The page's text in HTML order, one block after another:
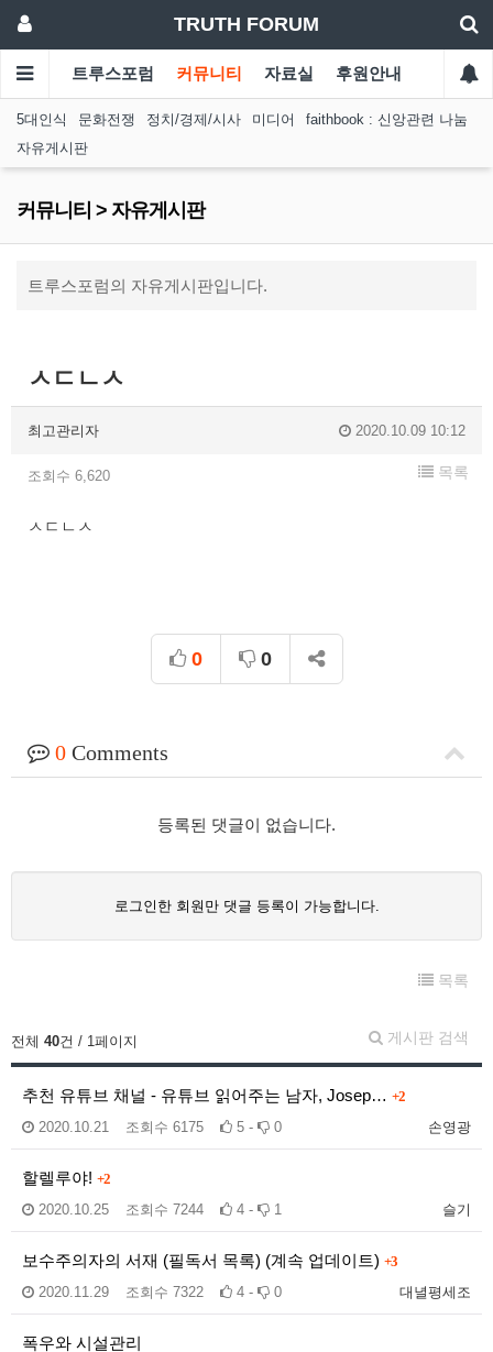
TRUTH FORUM
트루스포럼 커뮤니티 자료실 후원안내
5대인식 문화전쟁 정치/경제/시사 미디어
faithbook : 신앙관련 나눔
자유게시판
커뮤니티 > 자유게시판
트루스포럼의 자유게시판입니다.
ㅅㄷㄴㅅ
최고관리자 2020.10.09 10:12
조회수 6,620 목록
ㅅㄷㄴㅅ
0 0
0 Comments
등록된 댓글이 없습니다.
로그인한 회원만 댓글 등록이 가능합니다.
목록
게시판 검색
전체 40건 / 1페이지
추천 유튜브 채널 - 유튜브 읽어주는 남자, Josep… +2
손영광
2020.10.21 조회수 6175 5 - 0
할렐루야! +2
슬기
2020.10.25 조회수 7244 4 - 1
보수주의자의 서재 (필독서 목록) (계속 업데이트) +3
대녈평세조
2020.11.29 조회수 7322 4 - 0
폭우와 시설관리